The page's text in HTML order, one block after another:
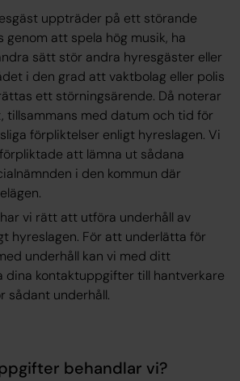
uppträder på ett störande
genom att spela hög musik, ha
sätt stör andra hyresgäster eller
i den grad att vaktbolag eller polis
ett störningsärende. Då noterar
tillsammans med datum och tid för
förpliktelser enligt hyreslagen. Vi
att lämna ut sådana
i den kommun där
vi rätt att utföra underhåll av
hyreslagen. För att underlätta för
underhåll kan vi med ditt
dina kontaktuppgifter till hantverkare
sådant underhåll.
behandlar vi?